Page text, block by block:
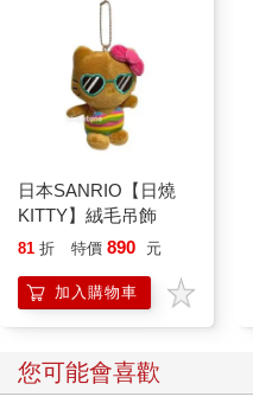
日本SANRIO【日燒
KITTY】絨毛吊飾
81 折 特價 890 元
加入購物車
您可能會喜歡